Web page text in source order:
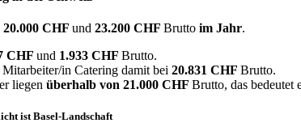
20.000 CHF und 23.200 CHF Brutto im Jahr.
CHF und 1.933 CHF Brutto.
Mitarbeiter/in Catering damit bei 20.831 CHF Brutto.
liegen überhalb von 21.000 CHF Brutto, das bedeutet
ist Basel-Landschaft